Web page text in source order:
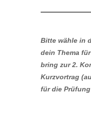
Bitte wähle in
dein Thema
bring zur 2.
Kurzvortrag
für die